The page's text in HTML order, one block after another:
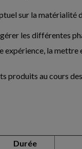
sur la matérialité
les différentes
expérience, la
produits au cours
Durée